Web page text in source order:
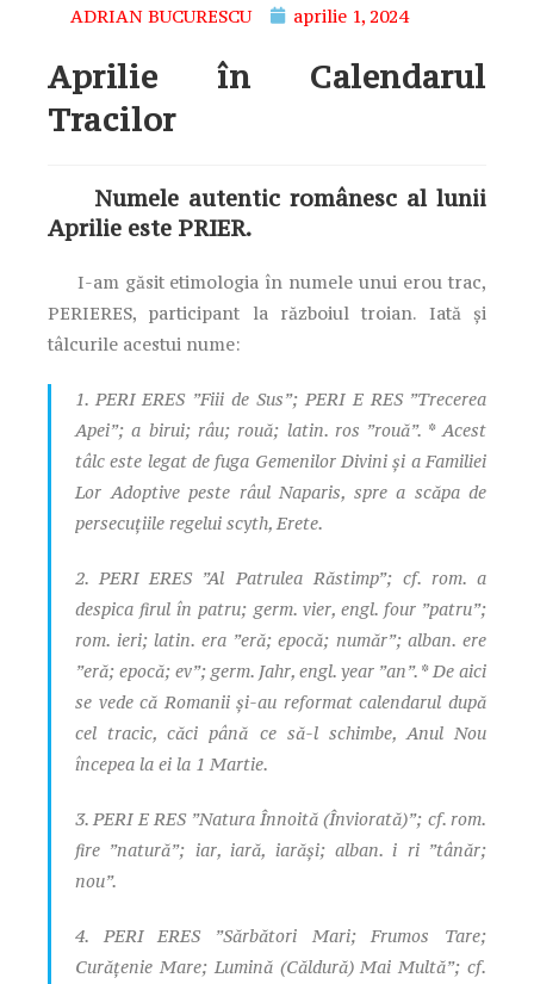
ADRIAN BUCURESCU aprilie 1, 2024
Aprilie în Calendarul
Tracilor
Numele autentic românesc al lunii
Aprilie este PRIER.
I-am găsit etimologia în numele unui erou trac,
PERIERES, participant la războiul troian. Iată și
tâlcurile acestui nume:
1. PERI ERES ”Fiii de Sus”; PERI E RES ”Trecerea
Apei”; a birui; râu; rouă; latin. ros ”rouă”. * Acest
tâlc este legat de fuga Gemenilor Divini și a Familiei
Lor Adoptive peste râul Naparis, spre a scăpa de
persecuțiile regelui scyth, Erete.
2. PERI ERES ”Al Patrulea Răstimp”; cf. rom. a
despica firulînpatru; germ. vier, engl. four ”patru”;
rom. ieri; latin. era ”eră; epocă; număr”; alban. ere
”eră; epocă; ev”; germ. Jahr, engl. year ”an”. * De aici
se vede că Romanii și-au reformat calendarul după
cel tracic, căci până ce să-l schimbe, Anul Nou
începea la ei la 1 Martie.
3. PERI E RES ”Natura Înnoită (Înviorată)”; cf. rom.
fire ”natură”; iar, iară, iarăși; alban. i ri ”tânăr;
nou”.
4. PERI ERES ”Sărbători Mari; Frumos Tare;
Curățenie Mare; Lumină (Căldură) Mai Multă”; cf.